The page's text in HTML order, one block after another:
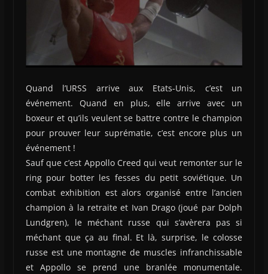
Quand l’URSS arrive aux Etats-Unis, c’est un
événement. Quand en plus, elle arrive avec un
boxeur et qu’ils veulent se battre contre le champion
pour prouver leur suprématie, c’est encore plus un
événement !
Sauf que c’est Appollo Creed qui veut remonter sur le
ring pour botter les fesses du petit soviétique. Un
combat exhibition est alors organisé entre l’ancien
champion à la retraite et Ivan Drago (joué par Dolph
Lundgren), le méchant russe qui s’avèrera pas si
méchant que ça au final. Et là, surprise, le colosse
russe est une montagne de muscles infranchissable
et Appollo se prend une branlée monumentale.